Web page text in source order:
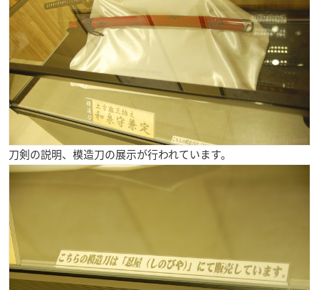
刀剣の説明、模造刀の展示が行われています。